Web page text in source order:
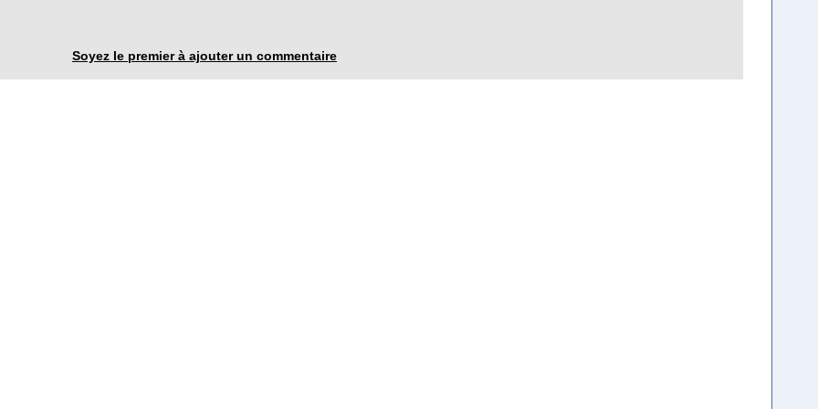
Soyez le premier à ajouter un commentaire